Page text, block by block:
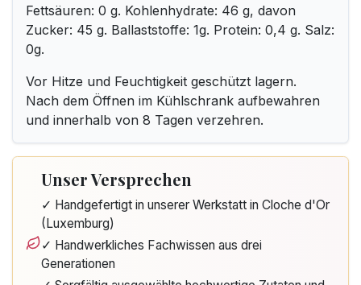
Fettsäuren: 0 g. Kohlenhydrate: 46 g, davon
Zucker: 45 g. Ballaststoffe: 1g. Protein: 0,4 g. Salz:
0g.
Vor Hitze und Feuchtigkeit geschützt lagern.
Nach dem Öffnen im Kühlschrank aufbewahren
und innerhalb von 8 Tagen verzehren.
Unser Versprechen
✓ Handgefertigt in unserer Werkstatt in Cloche d'Or
(Luxemburg)
✓ Handwerkliches Fachwissen aus drei
Generationen